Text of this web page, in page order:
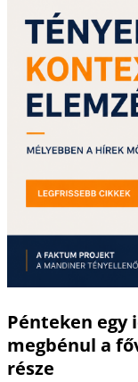
Pénteken egy
megbénul a
része